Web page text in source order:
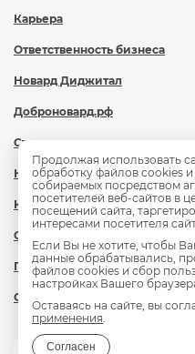
Карьера
Ответственность бизнеса
Новард Диджитал
Доброновард.рф
Статьи
Новости
Контакты
Охрана труда
Политика обработки
Сведения об
Продолжая использовать
обработку файлов cookies
собираемых посредством
посетителей веб-сайтов в
посещений сайта,
интересами посетителя
Если Вы не хотите, чтобы
данные обрабатывались,
файлов cookies и сбор
настройках Вашего
Оставаясь на сайте, вы
применения.
Согласен